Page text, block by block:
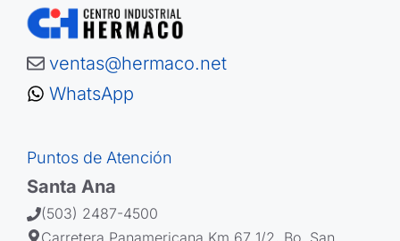
ventas@hermaco.net
WhatsApp
Puntos de Atención
Santa Ana
(503) 2487-4500